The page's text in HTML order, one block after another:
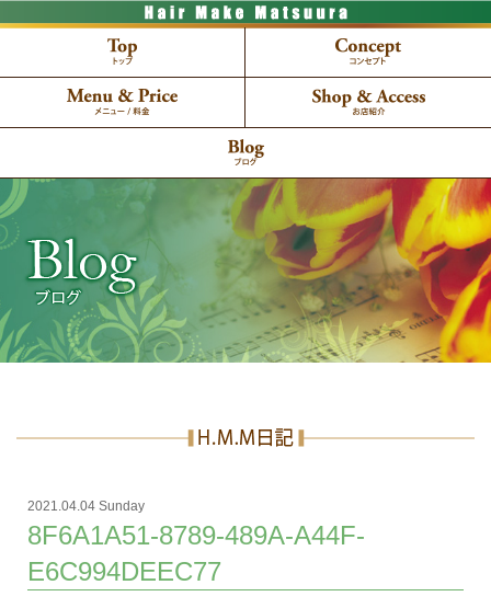
2021.04.04 Sunday
8F6A1A51-8789-489A-A44F-
E6C994DEEC77